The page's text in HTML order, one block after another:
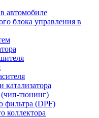
автомобиле
блока управления в
катализатора
тюнинг)
фильтра (DPF)
коллектора